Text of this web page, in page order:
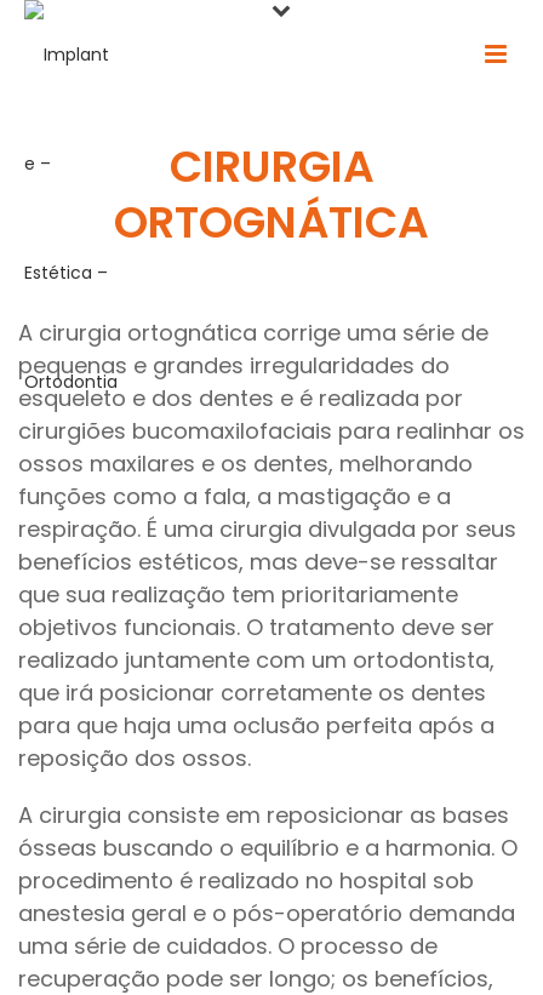
CIRURGIA
ORTOGNÁTICA
A cirurgia ortognática corrige uma série de
pequenas e grandes irregularidades do
esqueleto e dos dentes e é realizada por
cirurgiões bucomaxilofaciais para realinhar os
ossos maxilares e os dentes, melhorando
funções como a fala, a mastigação e a
respiração. É uma cirurgia divulgada por seus
benefícios estéticos, mas deve-se ressaltar
que sua realização tem prioritariamente
objetivos funcionais. O tratamento deve ser
realizado juntamente com um ortodontista,
que irá posicionar corretamente os dentes
para que haja uma oclusão perfeita após a
reposição dos ossos.
A cirurgia consiste em reposicionar as bases
ósseas buscando o equilíbrio e a harmonia. O
procedimento é realizado no hospital sob
anestesia geral e o pós-operatório demanda
uma série de cuidados. O processo de
recuperação pode ser longo; os benefícios,